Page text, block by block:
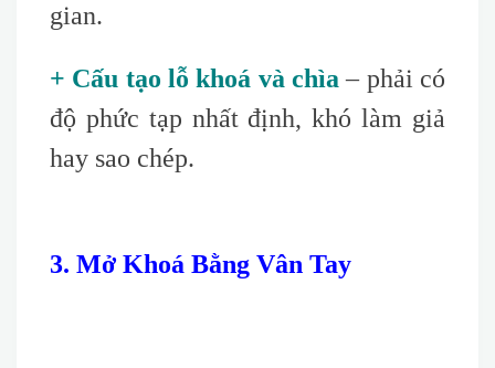
gian.
+ Cấu tạo lỗ khoá và chìa – phải có
độ phức tạp nhất định, khó làm giả
hay sao chép.
3. Mở Khoá Bằng Vân Tay